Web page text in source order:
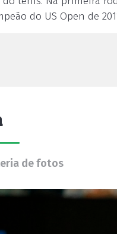
do US Open de
de fotos